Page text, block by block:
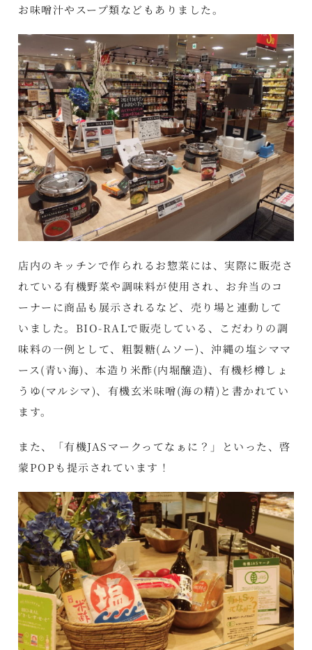
お味噌汁やスープ類などもありました。
店内のキッチンで作られるお惣菜には、実際に販売さ
れている有機野菜や調味料が使用され、お弁当のコ
ーナーに商品も展示されるなど、売り場と連動して
いました。BIO-RALで販売している、こだわりの調
味料の一例として、粗製糖(ムソー)、沖縄の塩シママ
ース(青い海)、本造り米酢(内堀醸造)、有機杉樽しょ
うゆ(マルシマ)、有機玄米味噌(海の精)と書かれてい
ます。
また、「有機JASマークってなぁに？」といった、啓
蒙POPも提示されています！